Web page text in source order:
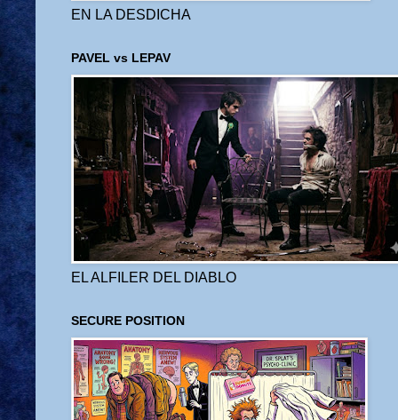
EN LA DESDICHA
PAVEL vs LEPAV
EL ALFILER DEL DIABLO
SECURE POSITION